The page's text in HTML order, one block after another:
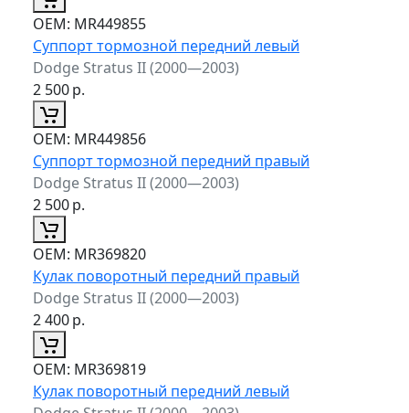
ОЕМ: MR449855
Суппорт тормозной передний левый
Dodge Stratus II (2000—2003)
2 500р.
ОЕМ: MR449856
Суппорт тормозной передний правый
Dodge Stratus II (2000—2003)
2 500р.
ОЕМ: MR369820
Кулак поворотный передний правый
Dodge Stratus II (2000—2003)
2 400р.
ОЕМ: MR369819
Кулак поворотный передний левый